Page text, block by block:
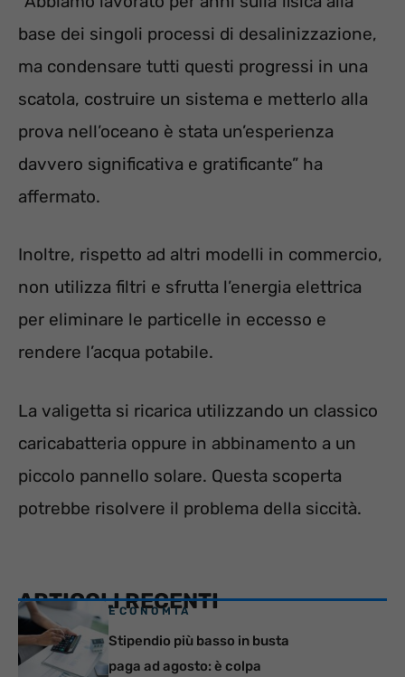
base dei singoli processi di desalinizzazione,
ma condensare tutti questi progressi in una
scatola, costruire un sistema e metterlo alla
prova nell’oceano è stata un’esperienza
davvero significativa e gratificante” ha
affermato.
Inoltre, rispetto ad altri modelli in commercio,
non utilizza filtri e sfrutta l’energia elettrica
per eliminare le particelle in eccesso e
rendere l’acqua potabile.
La valigetta si ricarica utilizzando un classico
caricabatteria oppure in abbinamento a un
piccolo pannello solare. Questa scoperta
potrebbe risolvere il problema della siccità.
ARTICOLI RECENTI
ECONOMIA
Stipendio più basso in busta
paga ad agosto: è colpa